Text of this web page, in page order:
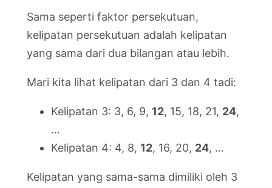
Sama seperti faktor persekutuan,
kelipatan persekutuan adalah kelipatan
yang sama dari dua bilangan atau lebih.
Mari kita lihat kelipatan dari 3 dan 4 tadi:
Kelipatan 3: 3, 6, 9, 12, 15, 18, 21, 24,
…
Kelipatan 4: 4, 8, 12, 16, 20, 24, …
Kelipatan yang sama-sama dimiliki oleh 3